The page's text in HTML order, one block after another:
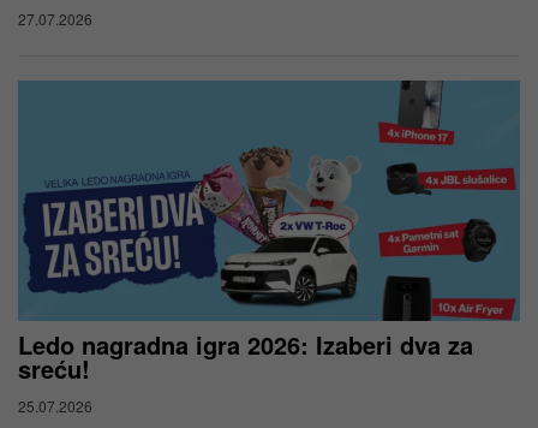
27.07.2026
Ledo nagradna igra 2026: Izaberi dva za
sreću!
25.07.2026